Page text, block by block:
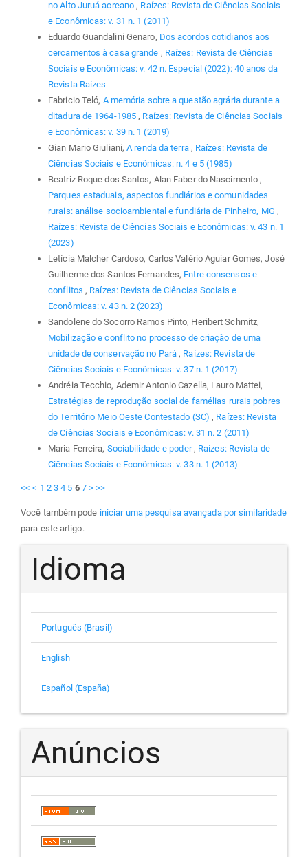
no Alto Juruá acreano , Raízes: Revista de Ciências Sociais
e Econômicas: v. 31 n. 1 (2011)
Eduardo Guandalini Genaro, Dos acordos cotidianos aos
cercamentos à casa grande , Raízes: Revista de Ciências
Sociais e Econômicas: v. 42 n. Especial (2022): 40 anos da
Revista Raízes
Fabricio Teló, A memória sobre a questão agrária durante a
ditadura de 1964-1985 , Raízes: Revista de Ciências Sociais
e Econômicas: v. 39 n. 1 (2019)
Gian Mario Giuliani,A renda da terra , Raízes: Revista de
Ciências Sociais e Econômicas: n. 4 e 5 (1985)
Beatriz Roque dos Santos, Alan Faber do Nascimento ,
Parques estaduais, aspectos fundiários e comunidades
rurais: análise socioambiental e fundiária de Pinheiro, MG ,
Raízes: Revista de Ciências Sociais e Econômicas: v. 43 n. 1
(2023)
Letícia Malcher Cardoso, Carlos Valério Aguiar Gomes, José
Guilherme dos Santos Fernandes, Entre consensos e
conflitos , Raízes: Revista de Ciências Sociais e
Econômicas: v. 43 n. 2 (2023)
Sandolene do Socorro Ramos Pinto, Heribert Schmitz,
Mobilização e conflito no processo de criação de uma
unidade de conservação no Pará , Raízes: Revista de
Ciências Sociais e Econômicas: v. 37 n. 1 (2017)
Andréia Tecchio, Ademir Antonio Cazella, Lauro Mattei,
Estratégias de reprodução social de famélias rurais pobres
do Território Meio Oeste Contestado (SC) , Raízes: Revista
de Ciências Sociais e Econômicas: v. 31 n. 2 (2011)
Maria Ferreira, Sociabilidade e poder , Raízes: Revista de
Ciências Sociais e Econômicas: v. 33 n. 1 (2013)
<< < 1 2 3 4 5 6 7 > >>
Você também pode iniciar uma pesquisa avançada por similaridade
para este artigo.
Idioma
Português (Brasil)
English
Español (España)
Anúncios